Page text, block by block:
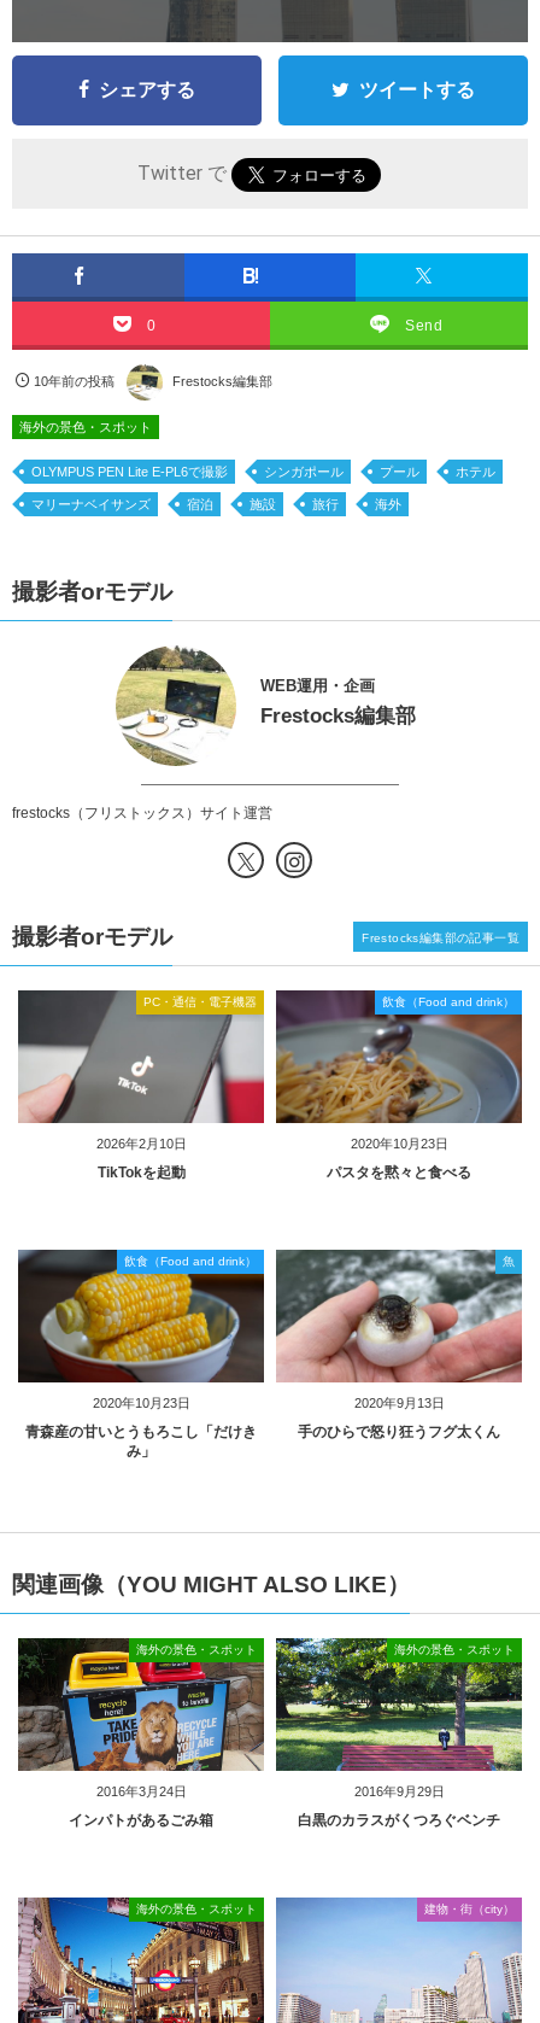
シェアする ツイートする
Twitter で
0 Send
10年前の投稿 Frestocks編集部
海外の景色・スポット
OLYMPUS PEN Lite E-PL6で撮影 シンガポール プール ホテル
マリーナベイサンズ 宿泊 施設 旅行 海外
撮影者orモデル
WEB運用・企画
Frestocks編集部
frestocks（フリストックス）サイト運営
撮影者orモデル
2026年2月10日
PC・通信・電子機器
TikTokを起動
2020年10月23日
飲食（Food and drink）
パスタを黙々と食べる
2020年10月23日
飲食（Food and drink）
青森産の甘いとうもろこし「だけき
み」
2020年9月13日
魚
手のひらで怒り狂うフグ太くん
Frestocks編集部の記事一覧
関連画像（YOU MIGHT ALSO LIKE）
2016年3月24日
海外の景色・スポット
インパトがあるごみ箱
2016年9月29日
海外の景色・スポット
白黒のカラスがくつろぐベンチ
海外の景色・スポット 建物・街（city）